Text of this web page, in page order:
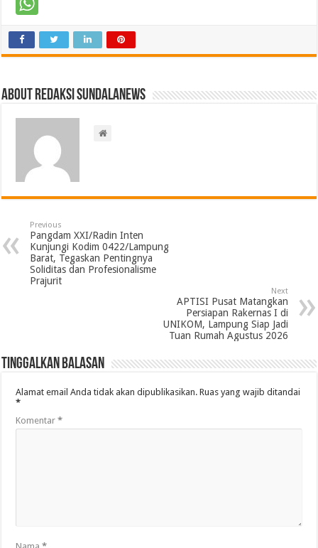
About Redaksi Sundalanews
Previous
Pangdam XXI/Radin Inten
Kunjungi Kodim 0422/Lampung
Barat, Tegaskan Pentingnya
Soliditas dan Profesionalisme
Prajurit
Next
APTISI Pusat Matangkan
Persiapan Rakernas I di
UNIKOM, Lampung Siap Jadi
Tuan Rumah Agustus 2026
Tinggalkan Balasan
Alamat email Anda tidak akan dipublikasikan. Ruas yang wajib ditandai
*
Komentar*